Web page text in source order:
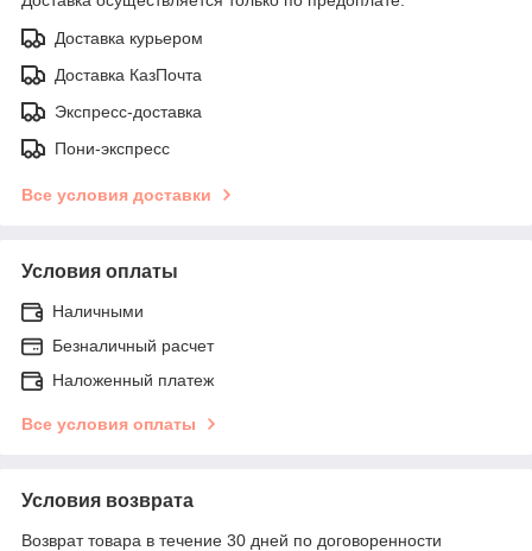
Доставка курьером
Доставка КазПочта
Экспресс-доставка
Пони-экспресс
Все условия доставки
Условия оплаты
Наличными
Безналичный расчет
Наложенный платеж
Все условия оплаты
Условия возврата
Возврат товара в течение 30 дней по договоренности